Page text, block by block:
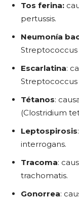
Tos ferina:
pertussis.
Neumonía
Escarlatina:
Streptococcus
Tétanos:
(Clostridium
Leptospirosis
interrogans.
Tracoma:
trachomatis.
Gonorrea: